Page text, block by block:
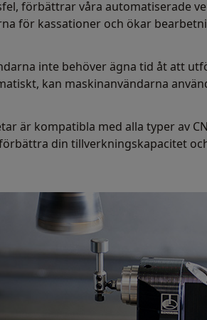
förbättrar våra automatiserade
för kassationer och ökar
inte behöver ägna tid åt att
kan maskinanvändarna
är kompatibla med alla typer av
din tillverkningskapacitet